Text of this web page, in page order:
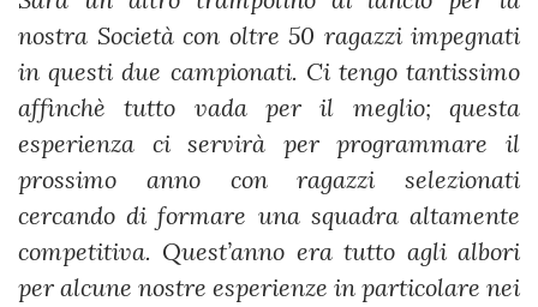
nostra Società con oltre 50 ragazzi impegnati
in questi due campionati. Ci tengo tantissimo
affinchè tutto vada per il meglio; questa
esperienza ci servirà per programmare il
prossimo anno con ragazzi selezionati
cercando di formare una squadra altamente
competitiva. Quest’anno era tutto agli albori
per alcune nostre esperienze in particolare nei